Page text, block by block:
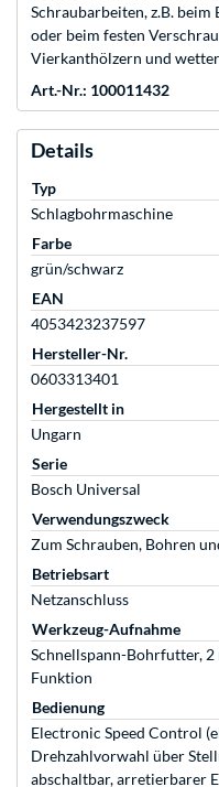
Schraubarbeiten, z.B.
oder beim festen
Vierkanthölzern und
Art.-Nr.: 100011432
Details
Typ
Schlagbohrmaschine
Farbe
grün/schwarz
EAN
4053423237597
Hersteller-Nr.
0603313401
Hergestellt in
Ungarn
Serie
Bosch Universal
Verwendungszweck
Zum Schrauben, Bohren
Betriebsart
Netzanschluss
Werkzeug-Aufnahme
Schnellspann-Bohrfutter,
Funktion
Bedienung
Electronic Speed Control
Drehzahlvorwahl über
abschaltbar, arretierbarer